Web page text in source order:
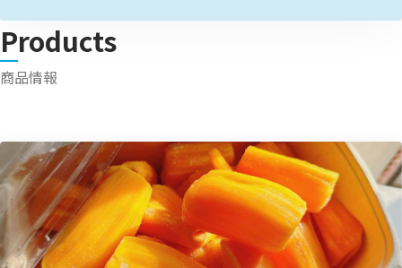
Products
商品情報